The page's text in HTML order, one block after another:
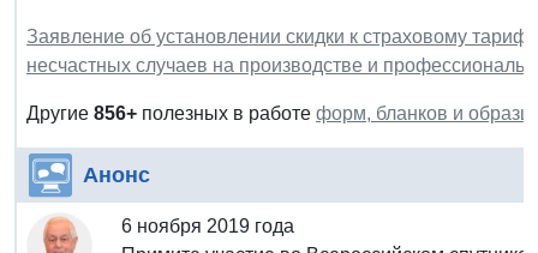
Заявление об установлении скидки к страховому
несчастных случаев на производстве и
Другие 856+ полезных в работе форм, бланков и
Анонс
6 ноября 2019 года